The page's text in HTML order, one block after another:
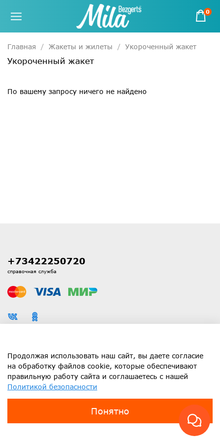
0
Главная Жакеты и жилеты Укороченный жакет
Укороченный жакет
По вашему запросу ничего не найдено
Каталог
Информация
+73422250720
справочная служба
Продолжая использовать наш сайт, вы даете согласие
на обработку файлов cookie, которые обеспечивают
правильную работу сайта и соглашаетесь с нашей
Политикой безопасности
Понятно